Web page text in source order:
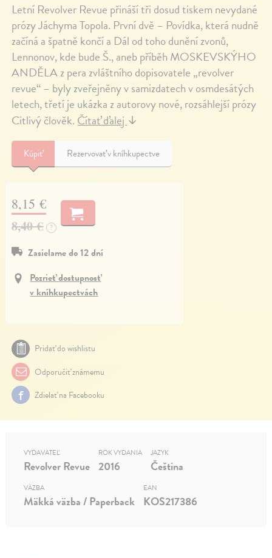
Letní Revolver Revue přináší tři dosud tiskem nevydané
prózy Jáchyma Topola. První dvě – Povídka, která nudně
začíná a špatně končí a Dál od toho dunění zvonů,
Lennonov, kde bude Š., aneb příběh MOSKEVSKÝHO
ANDĚLA z pera zvláštního dopisovatele „revolver
revue“ – byly zveřejněny v samizdatech v osmdesátých
letech, třetí je ukázka z autorovy nové, rozsáhlejší prózy
Citlivý člověk.Čítať ďalej↓
Kúpiť Rezervovať v kníhkupectve
8,15 €
8,40 €
?
Zasielame do 12 dní
Pozrieť dostupnosť
v kníhkupectvách
Pridať do wishlistu
Odporučiť známemu
Zdielať na Facebooku
VYDAVATEĽ
Revolver Revue
ROK VYDANIA
2016
JAZYK
Čeština
VÄZBA
Mäkká väzba / Paperback
EAN
KOS217386